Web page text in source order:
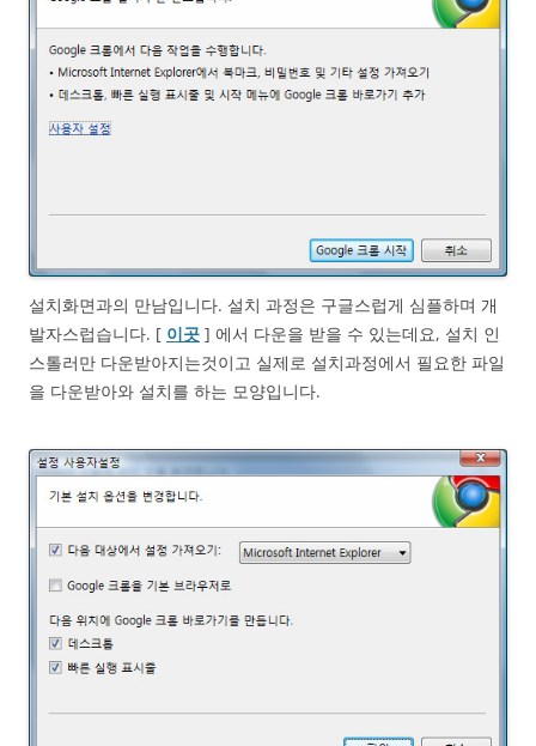
설치화면과의 만남입니다. 설치 과정은 구글스럽게 심플하며 개
발자스럽습니다. [ 이곳 ] 에서 다운을 받을 수 있는데요, 설치 인
스톨러만 다운받아지는것이고 실제로 설치과정에서 필요한 파일
을 다운받아와 설치를 하는 모양입니다.